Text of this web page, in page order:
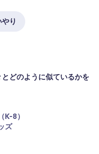
り
どのように似ているかを
K-8）
ズ